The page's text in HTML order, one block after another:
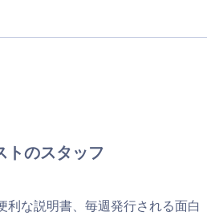
トのスタッフ
利な説明書、毎週発行される面白